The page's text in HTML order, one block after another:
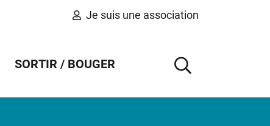
Je suis une association
SORTIR / BOUGER
AFFICHER